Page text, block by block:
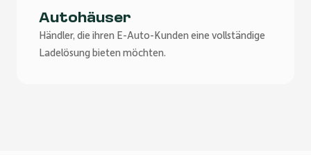
Autohäuser
Händler, die ihren E-Auto-Kunden eine vollständige
Ladelösung bieten möchten.